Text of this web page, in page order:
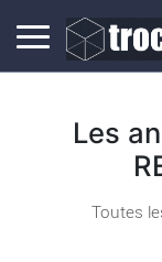
Les
Toutes